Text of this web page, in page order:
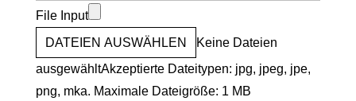
File Input
DATEIEN AUSWÄHLEN
Keine Dateien
ausgewähltAkzeptierte Dateitypen: jpg, jpeg, jpe,
png, mka. Maximale Dateigröße: 1 MB